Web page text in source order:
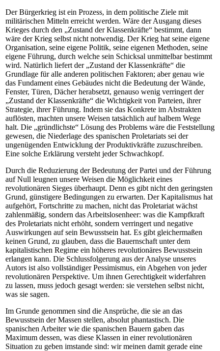
Der Bürgerkrieg ist ein Prozess, in dem politische Ziele mit
militärischen Mitteln erreicht werden. Wäre der Ausgang dieses
Krieges durch den „Zustand der Klassenkräfte“ bestimmt, dann
wäre der Krieg selbst nicht notwendig. Der Krieg hat seine eigene
Organisation, seine eigene Politik, seine eigenen Methoden, seine
eigene Führung, durch welche sein Schicksal unmittelbar bestimmt
wird. Natürlich liefert der „Zustand der Klassenkräfte“ die
Grundlage für alle anderen politischen Faktoren; aber genau wie
das Fundament eines Gebäudes nicht die Bedeutung der Wände,
Fenster, Türen, Dächer herabsetzt, genauso wenig verringert der
„Zustand der Klassenkräfte“ die Wichtigkeit von Parteien, ihrer
Strategie, ihrer Führung. Indem sie das Konkrete im Abstrakten
auflösten, machten unsere Weisen tatsächlich auf halbem Wege
halt. Die „gründlichste“ Lösung des Problems wäre die Feststellung
gewesen, die Niederlage des spanischen Proletariats sei der
ungenügenden Entwicklung der Produktivkräfte zuzuschreiben.
Eine solche Erklärung versteht jeder Schwachkopf.
Durch die Reduzierung der Bedeutung der Partei und der Führung
auf Null leugnen unsere Weisen die Möglichkeit eines
revolutionären Sieges überhaupt. Denn es gibt nicht den geringsten
Grund, günstigere Bedingungen zu erwarten. Der Kapitalismus hat
aufgehört, Fortschritte zu machen, nicht das Proletariat wächst
zahlenmäßig, sondern das Arbeitslosenheer: was die Kampfkraft
des Proletariats nicht erhöht, sondern verringert und negative
Auswirkungen auf sein Bewusstsein hat. Es gibt gleichermaßen
keinen Grund, zu glauben, dass die Bauernschaft unter dem
kapitalistischen Regime ein höheres revolutionäres Bewusstsein
erlangen kann. Die Schlussfolgerung aus der Analyse unseres
Autors ist also vollständiger Pessimismus, ein Abgehen von jeder
revolutionären Perspektive. Um ihnen Gerechtigkeit widerfahren
zu lassen, muss jedoch gesagt werden: sie verstehen selbst nicht,
was sie sagen.
Im Grunde genommen sind die Ansprüche, die sie an das
Bewusstsein der Massen stellen, absolut phantastisch. Die
spanischen Arbeiter wie die spanischen Bauern gaben das
Maximum dessen, was diese Klassen in einer revolutionären
Situation zu geben imstande sind: wir meinen damit gerade eine